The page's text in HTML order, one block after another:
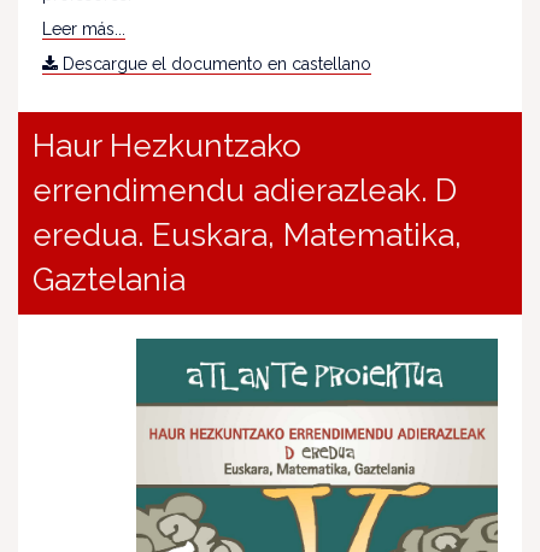
Leer más...
Descargue el documento en castellano
Haur Hezkuntzako
errendimendu adierazleak. D
eredua. Euskara, Matematika,
Gaztelania